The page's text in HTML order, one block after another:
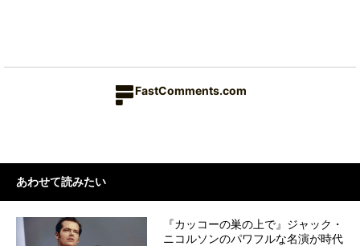
FastComments.com
あわせて読みたい
『カッコーの巣の上で』ジャック・
ニコルソンのパワフルな名演が時代